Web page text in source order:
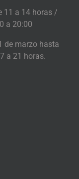
11 a 14 horas /
a 20:00
de marzo hasta
a 21 horas.